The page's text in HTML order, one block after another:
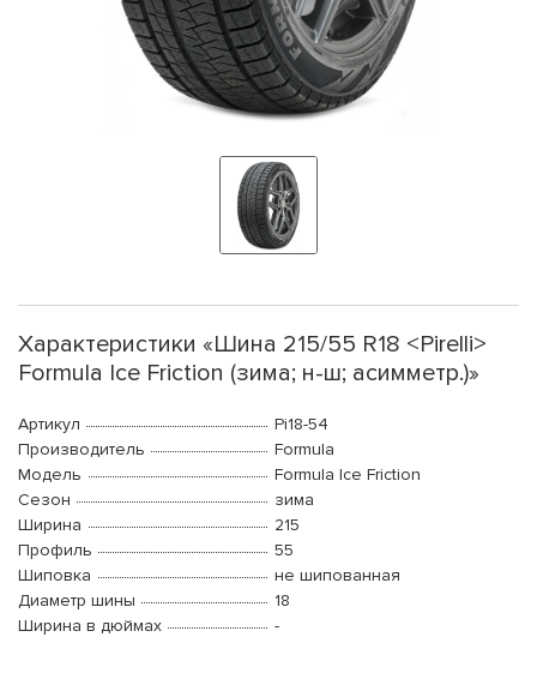
Характеристики «Шина 215/55 R18 <Pirelli>
Formula Ice Friction (зима; н-ш; асимметр.)»
Артикул
Pi18-54
Производитель
Formula
Модель
Formula Ice Friction
Сезон
зима
Ширина
215
Профиль
55
Шиповка
не шипованная
Диаметр шины
18
Ширина в дюймах
-